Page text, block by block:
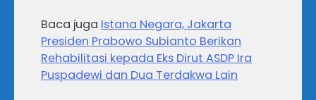
Baca juga Istana Negara, Jakarta
Presiden Prabowo Subianto Berikan
Rehabilitasi kepada Eks Dirut ASDP Ira
Puspadewi dan Dua Terdakwa Lain